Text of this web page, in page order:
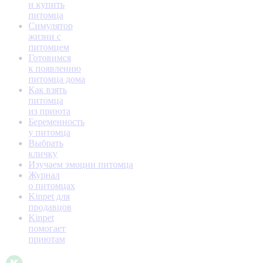
и купить
питомца
Симулятор
жизни с
питомцем
Готовимся
к появлению
питомца дома
Как взять
питомца
из приюта
Беременность
у питомца
Выбрать
кличку
Изучаем эмоции питомца
Журнал
о питомцах
Kinpet для
продавцов
Kinpet
помогает
приютам